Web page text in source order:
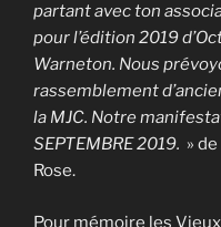
partant avec ton
pour l’édition 2019
Warneton. Nous
rassemblement
la MJC. Notre
SEPTEMBRE 2019. »
Rose.
Pour mémoire les